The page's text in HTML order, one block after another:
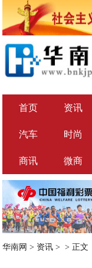
首页 资讯
汽车 时尚
商讯 微商
华南网 > 资讯 > > 正文